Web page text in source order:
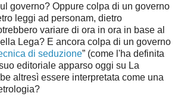
governo? Oppure colpa di un governo
leggi ad personam, dietro
variare di ora in ora in base al
Lega? E ancora colpa di un governo
di seduzione” (come l'ha definita
editoriale apparso oggi su La
altresì essere interpretata come una